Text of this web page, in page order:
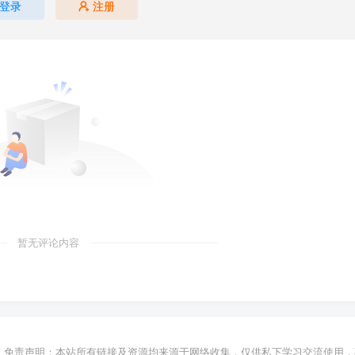
登录 注册
暂无评论内容
免责声明：本站所有链接及资源均来源于网络收集，仅供私下学习交流使用